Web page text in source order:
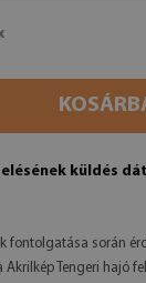
küldés
fontolgatása során
Tengeri hajó